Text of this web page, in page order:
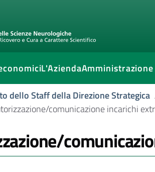
L'Azienda
dello Staff della Direzione Strategica
comunicazione incarichi